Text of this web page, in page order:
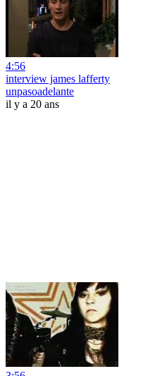
4:56
interview james lafferty
unpasoadelante
il y a 20 ans